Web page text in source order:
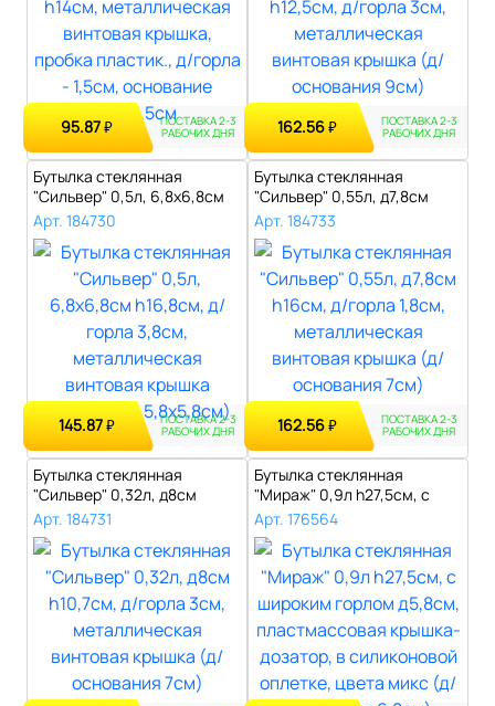
95.87₽ ПОСТАВКА 2-3
РАБОЧИХ ДНЯ 162.56₽ ПОСТАВКА 2-3
РАБОЧИХ ДНЯ
Бутылка стеклянная
"Сильвер" 0,5л, 6,8х6,8см
h16,8см, д..
Арт. 184730
145.87₽ ПОСТАВКА 2-3
РАБОЧИХ ДНЯ
Бутылка стеклянная
"Сильвер" 0,55л, д7,8см
h16см, д/гор..
Арт. 184733
162.56₽ ПОСТАВКА 2-3
РАБОЧИХ ДНЯ
Бутылка стеклянная
"Сильвер" 0,32л, д8см
h10,7см, д/гор..
Арт. 184731
Бутылка стеклянная
"Мираж" 0,9л h27,5см, с
широким горл..
Арт. 176564